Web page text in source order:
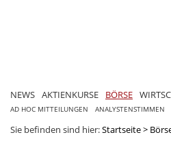
NEWS AKTIENKURSE BÖRSE
AD HOC MITTEILUNGEN ANALYSTENSTIMMEN
Sie befinden sind hier:Startseite>